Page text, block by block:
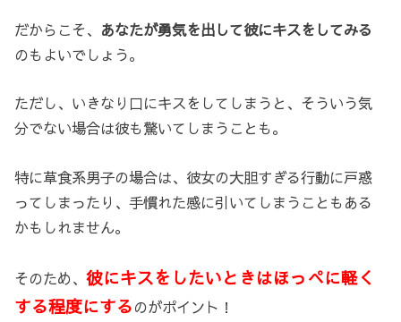
だからこそ、 あなたが勇気を出して彼にキスをしてみる
のもよいでしょう。
ただし、いきなり口にキスをしてしまうと、そういう気
分でない場合は彼も驚いてしまうことも。
特に草食系男子の場合は、彼女の大胆すぎる行動に戸惑
ってしまったり、手慣れた感に引いてしまうこともある
かもしれません。
そのため、彼にキスをしたいときはほっぺに軽く
する程度にするのがポイント！